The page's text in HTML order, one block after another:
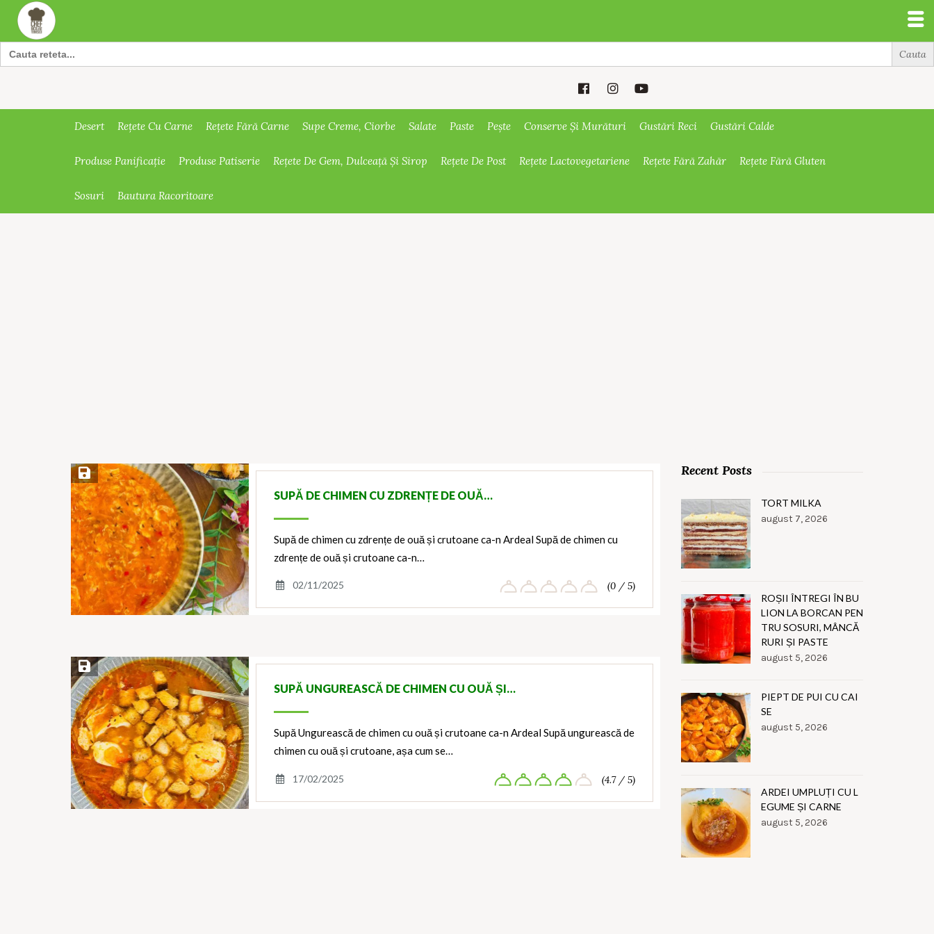
Search
for:
Desert Rețete Cu Carne Rețete Fără Carne Supe Creme, Ciorbe Salate Paste Pește Conserve Și Murături Gustări Reci Gustări Calde
Produse Panificație Produse Patiserie Rețete De Gem, Dulceață Și Sirop Rețete De Post Rețete Lactovegetariene Rețete Fără Zahăr Rețete Fără Gluten
Sosuri Bautura Racoritoare
Save Recipe
SUPĂ DE CHIMEN CU ZDRENȚE DE OUĂ…
Supă de chimen cu zdrențe de ouă și crutoane ca-n Ardeal Supă de chimen cu
zdrențe de ouă și crutoane ca-n…
02/11/2025 (0 / 5)
Save Recipe
SUPĂ UNGUREASCĂ DE CHIMEN CU OUĂ ȘI…
Supă Ungurească de chimen cu ouă și crutoane ca-n Ardeal Supă ungurească de
chimen cu ouă și crutoane, așa cum se…
17/02/2025 (4.7 / 5)
Recent Posts
TORT MILKA
august 7, 2026
ROȘII ÎNTREGI ÎN BU
LION LA BORCAN PEN
TRU SOSURI, MÂNCĂ
RURI ȘI PASTE
august 5, 2026
PIEPT DE PUI CU CAI
SE
august 5, 2026
ARDEI UMPLUȚI CU L
EGUME ȘI CARNE
august 5, 2026